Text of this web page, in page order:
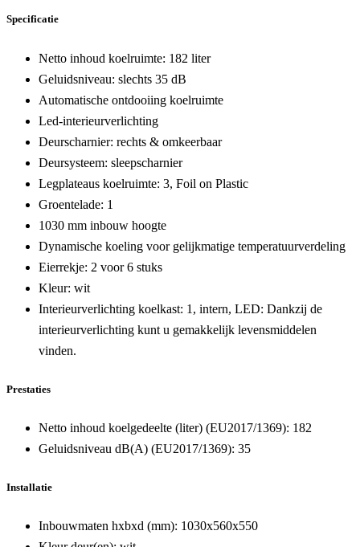
Specificatie
Netto inhoud koelruimte: 182 liter
Geluidsniveau: slechts 35 dB
Automatische ontdooiing koelruimte
Led-interieurverlichting
Deurscharnier: rechts & omkeerbaar
Deursysteem: sleepscharnier
Legplateaus koelruimte: 3, Foil on Plastic
Groentelade: 1
1030 mm inbouw hoogte
Dynamische koeling voor gelijkmatige temperatuurverdeling
Eierrekje: 2 voor 6 stuks
Kleur: wit
Interieurverlichting koelkast: 1, intern, LED: Dankzij de
interieurverlichting kunt u gemakkelijk levensmiddelen
vinden.
Prestaties
Netto inhoud koelgedeelte (liter) (EU2017/1369): 182
Geluidsniveau dB(A) (EU2017/1369): 35
Installatie
Inbouwmaten hxbxd (mm): 1030x560x550